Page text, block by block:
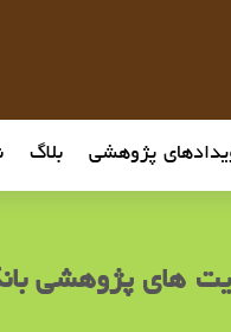
پژوهشی بلاگ
های پژوهشی